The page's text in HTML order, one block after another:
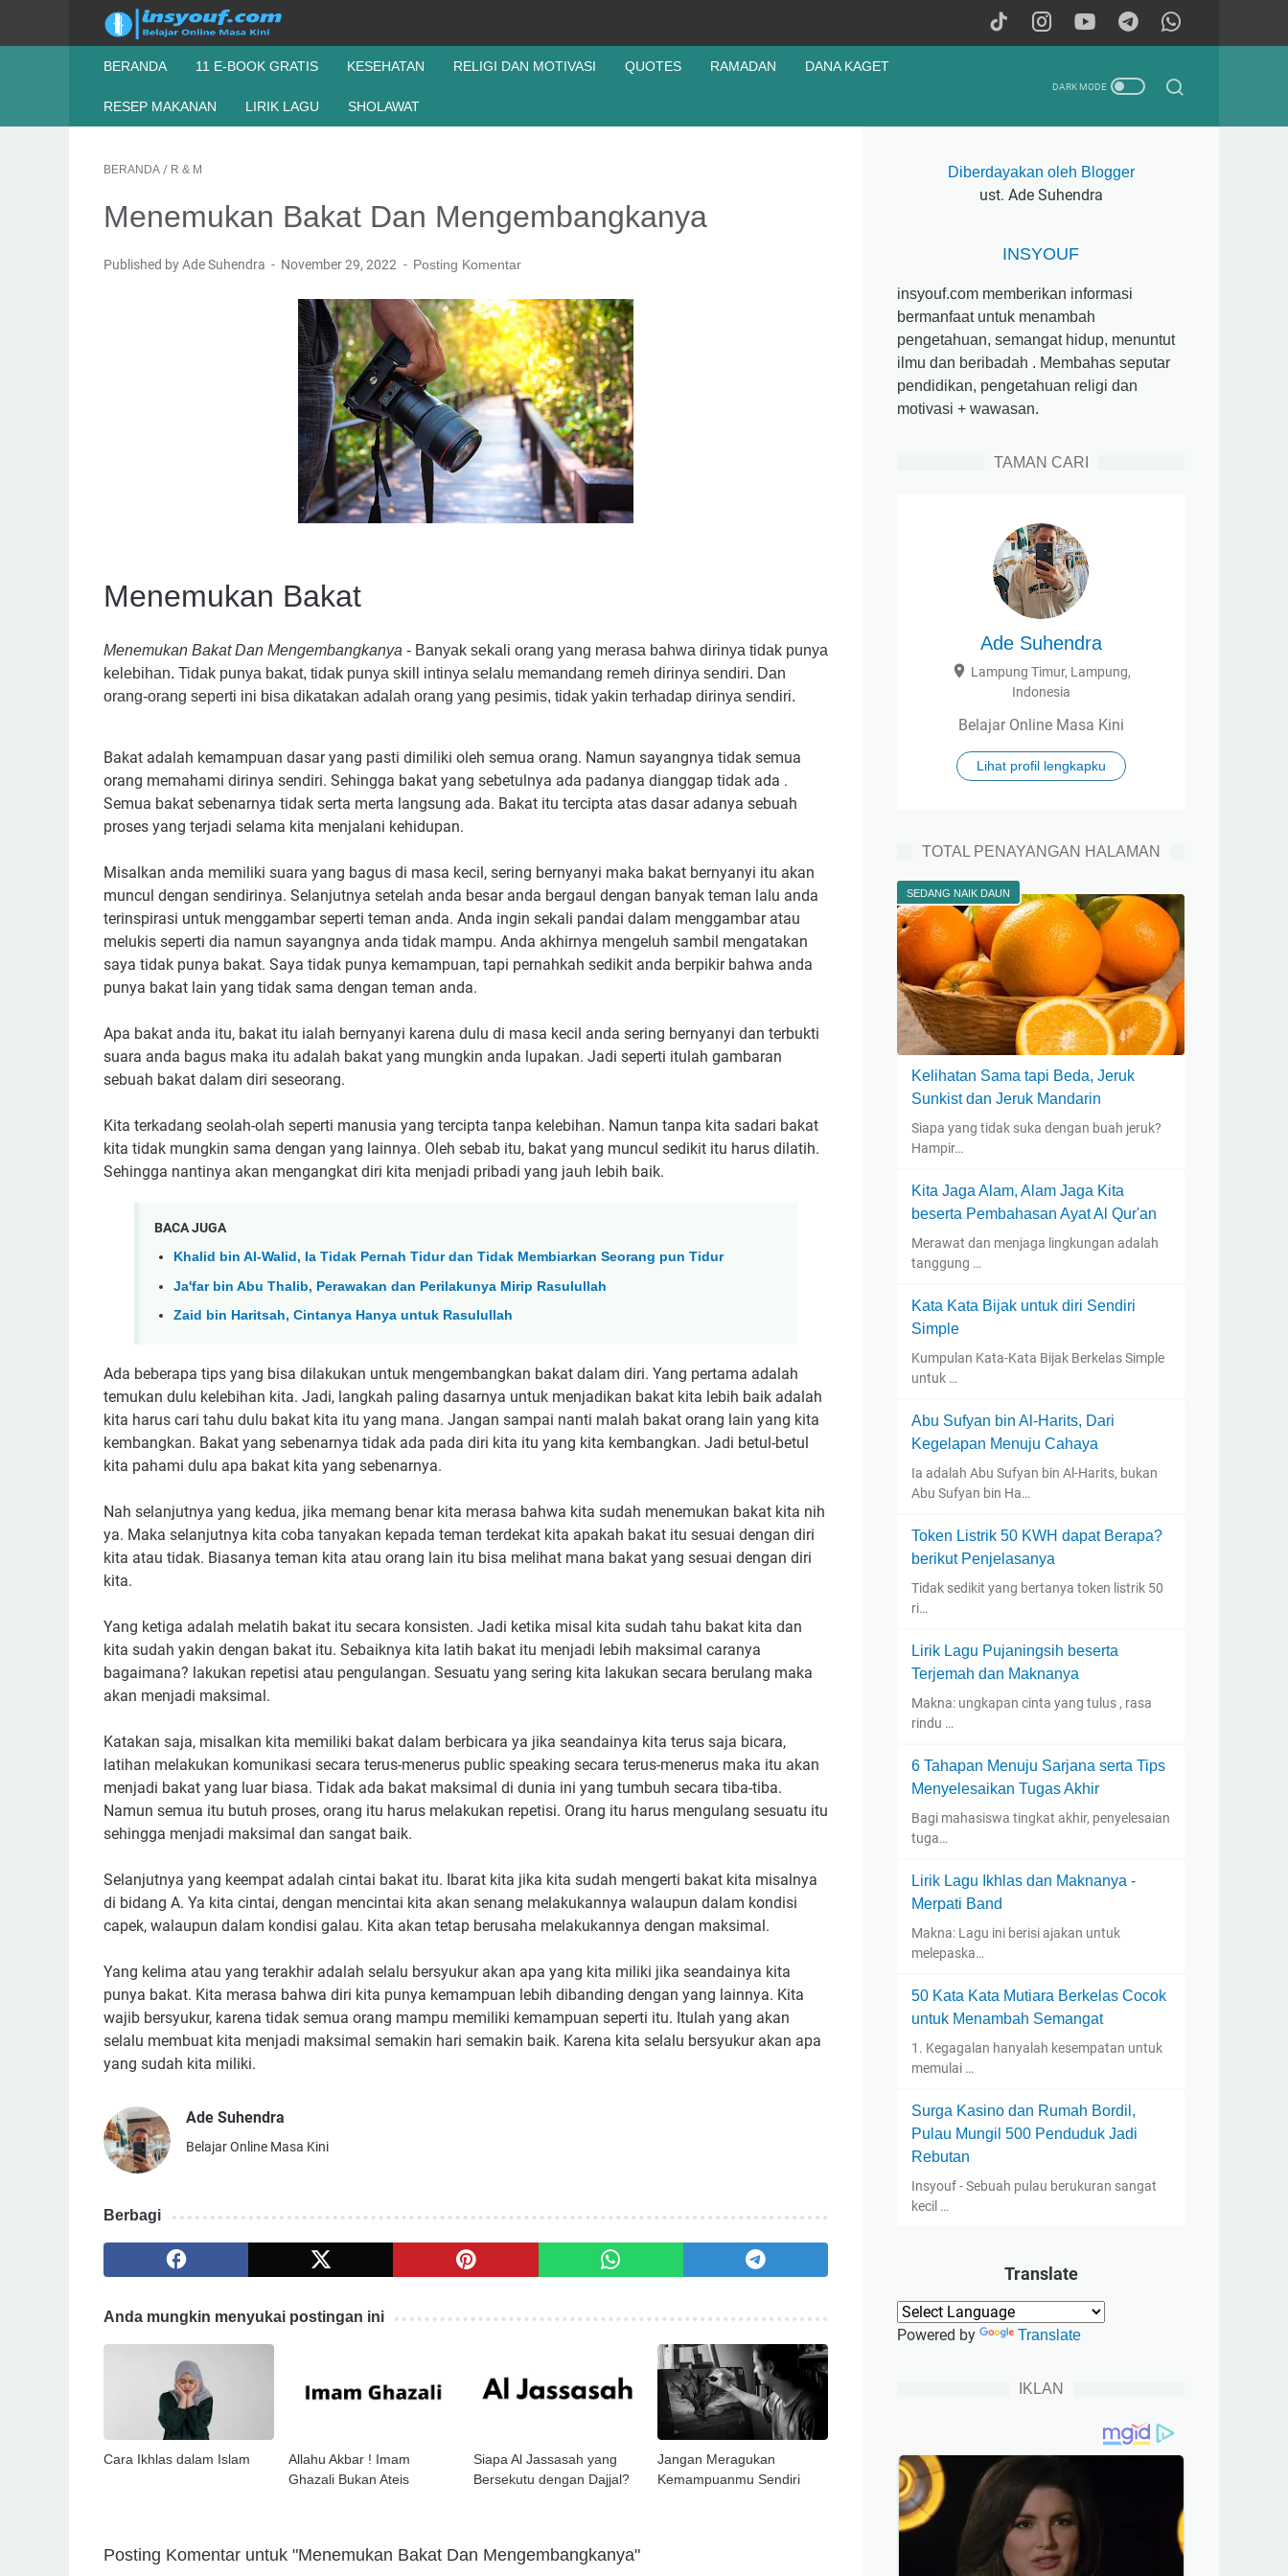
BERANDA 11 E-BOOK GRATIS KESEHATAN RELIGI DAN MOTIVASI QUOTES RAMADAN DANA KAGET
RESEP MAKANAN LIRIK LAGU SHOLAWAT
BERANDA / R & M
Menemukan Bakat Dan Mengembangkanya
Published by Ade Suhendra November 29, 2022 Posting Komentar
Menemukan Bakat
Menemukan Bakat Dan Mengembangkanya - Banyak sekali orang yang merasa bahwa dirinya tidak punya
kelebihan. Tidak punya bakat, tidak punya skill intinya selalu memandang remeh dirinya sendiri. Dan
orang-orang seperti ini bisa dikatakan adalah orang yang pesimis, tidak yakin terhadap dirinya sendiri.
Bakat adalah kemampuan dasar yang pasti dimiliki oleh semua orang. Namun sayangnya tidak semua
orang memahami dirinya sendiri. Sehingga bakat yang sebetulnya ada padanya dianggap tidak ada .
Semua bakat sebenarnya tidak serta merta langsung ada. Bakat itu tercipta atas dasar adanya sebuah
proses yang terjadi selama kita menjalani kehidupan.
Misalkan anda memiliki suara yang bagus di masa kecil, sering bernyanyi maka bakat bernyanyi itu akan
muncul dengan sendirinya. Selanjutnya setelah anda besar anda bergaul dengan banyak teman lalu anda
terinspirasi untuk menggambar seperti teman anda. Anda ingin sekali pandai dalam menggambar atau
melukis seperti dia namun sayangnya anda tidak mampu. Anda akhirnya mengeluh sambil mengatakan
saya tidak punya bakat. Saya tidak punya kemampuan, tapi pernahkah sedikit anda berpikir bahwa anda
punya bakat lain yang tidak sama dengan teman anda.
Apa bakat anda itu, bakat itu ialah bernyanyi karena dulu di masa kecil anda sering bernyanyi dan terbukti
suara anda bagus maka itu adalah bakat yang mungkin anda lupakan. Jadi seperti itulah gambaran
sebuah bakat dalam diri seseorang.
Kita terkadang seolah-olah seperti manusia yang tercipta tanpa kelebihan. Namun tanpa kita sadari bakat
kita tidak mungkin sama dengan yang lainnya. Oleh sebab itu, bakat yang muncul sedikit itu harus dilatih.
Sehingga nantinya akan mengangkat diri kita menjadi pribadi yang jauh lebih baik.
BACA JUGA
Khalid bin Al-Walid, Ia Tidak Pernah Tidur dan Tidak Membiarkan Seorang pun Tidur
Ja'far bin Abu Thalib, Perawakan dan Perilakunya Mirip Rasulullah
Zaid bin Haritsah, Cintanya Hanya untuk Rasulullah
Ada beberapa tips yang bisa dilakukan untuk mengembangkan bakat dalam diri. Yang pertama adalah
temukan dulu kelebihan kita. Jadi, langkah paling dasarnya untuk menjadikan bakat kita lebih baik adalah
kita harus cari tahu dulu bakat kita itu yang mana. Jangan sampai nanti malah bakat orang lain yang kita
kembangkan. Bakat yang sebenarnya tidak ada pada diri kita itu yang kita kembangkan. Jadi betul-betul
kita pahami dulu apa bakat kita yang sebenarnya.
Nah selanjutnya yang kedua, jika memang benar kita merasa bahwa kita sudah menemukan bakat kita nih
ya. Maka selanjutnya kita coba tanyakan kepada teman terdekat kita apakah bakat itu sesuai dengan diri
kita atau tidak. Biasanya teman kita atau orang lain itu bisa melihat mana bakat yang sesuai dengan diri
kita.
Yang ketiga adalah melatih bakat itu secara konsisten. Jadi ketika misal kita sudah tahu bakat kita dan
kita sudah yakin dengan bakat itu. Sebaiknya kita latih bakat itu menjadi lebih maksimal caranya
bagaimana? lakukan repetisi atau pengulangan. Sesuatu yang sering kita lakukan secara berulang maka
akan menjadi maksimal.
Katakan saja, misalkan kita memiliki bakat dalam berbicara ya jika seandainya kita terus saja bicara,
latihan melakukan komunikasi secara terus-menerus public speaking secara terus-menerus maka itu akan
menjadi bakat yang luar biasa. Tidak ada bakat maksimal di dunia ini yang tumbuh secara tiba-tiba.
Namun semua itu butuh proses, orang itu harus melakukan repetisi. Orang itu harus mengulang sesuatu itu
sehingga menjadi maksimal dan sangat baik.
Selanjutnya yang keempat adalah cintai bakat itu. Ibarat kita jika kita sudah mengerti bakat kita misalnya
di bidang A. Ya kita cintai, dengan mencintai kita akan senang melakukannya walaupun dalam kondisi
capek, walaupun dalam kondisi galau. Kita akan tetap berusaha melakukannya dengan maksimal.
Yang kelima atau yang terakhir adalah selalu bersyukur akan apa yang kita miliki jika seandainya kita
punya bakat. Kita merasa bahwa diri kita punya kemampuan lebih dibanding dengan yang lainnya. Kita
wajib bersyukur, karena tidak semua orang mampu memiliki kemampuan seperti itu. Itulah yang akan
selalu membuat kita menjadi maksimal semakin hari semakin baik. Karena kita selalu bersyukur akan apa
yang sudah kita miliki.
Ade Suhendra
Belajar Online Masa Kini
Berbagi
Anda mungkin menyukai postingan ini
Cara Ikhlas dalam Islam
Allahu Akbar ! Imam
Ghazali Bukan Ateis
Siapa Al Jassasah yang
Bersekutu dengan Dajjal?
Jangan Meragukan
Kemampuanmu Sendiri
Posting Komentar untuk "Menemukan Bakat Dan Mengembangkanya"
Diberdayakan oleh Blogger
ust. Ade Suhendra
INSYOUF
insyouf.com memberikan informasi
bermanfaat untuk menambah
pengetahuan, semangat hidup, menuntut
ilmu dan beribadah . Membahas seputar
pendidikan, pengetahuan religi dan
motivasi + wawasan.
TAMAN CARI
Ade Suhendra
Lampung Timur, Lampung,
Indonesia
Belajar Online Masa Kini
Lihat profil lengkapku
TOTAL PENAYANGAN HALAMAN
SEDANG NAIK DAUN
Kelihatan Sama tapi Beda, Jeruk
Sunkist dan Jeruk Mandarin
Siapa yang tidak suka dengan buah jeruk?
Hampir…
Kita Jaga Alam, Alam Jaga Kita
beserta Pembahasan Ayat Al Qur'an
Merawat dan menjaga lingkungan adalah
tanggung …
Kata Kata Bijak untuk diri Sendiri
Simple
Kumpulan Kata-Kata Bijak Berkelas Simple
untuk …
Abu Sufyan bin Al-Harits, Dari
Kegelapan Menuju Cahaya
Ia adalah Abu Sufyan bin Al-Harits, bukan
Abu Sufyan bin Ha…
Token Listrik 50 KWH dapat Berapa?
berikut Penjelasanya
Tidak sedikit yang bertanya token listrik 50
ri…
Lirik Lagu Pujaningsih beserta
Terjemah dan Maknanya
Makna: ungkapan cinta yang tulus , rasa
rindu …
6 Tahapan Menuju Sarjana serta Tips
Menyelesaikan Tugas Akhir
Bagi mahasiswa tingkat akhir, penyelesaian
tuga…
Lirik Lagu Ikhlas dan Maknanya -
Merpati Band
Makna: Lagu ini berisi ajakan untuk
melepaska…
50 Kata Kata Mutiara Berkelas Cocok
untuk Menambah Semangat
1. Kegagalan hanyalah kesempatan untuk
memulai …
Surga Kasino dan Rumah Bordil,
Pulau Mungil 500 Penduduk Jadi
Rebutan
Insyouf - Sebuah pulau berukuran sangat
kecil …
Translate
Powered by Translate
IKLAN